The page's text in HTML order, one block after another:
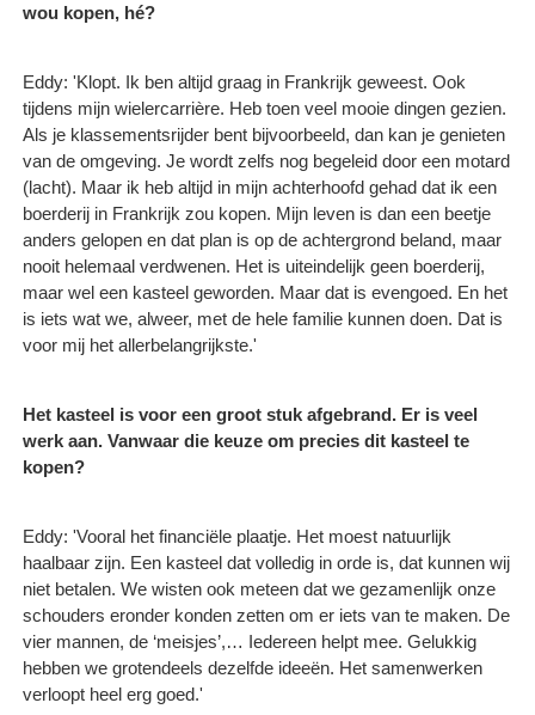
wou kopen, hé?
Eddy: 'Klopt. Ik ben altijd graag in Frankrijk geweest. Ook
tijdens mijn wielercarrière. Heb toen veel mooie dingen gezien.
Als je klassementsrijder bent bijvoorbeeld, dan kan je genieten
van de omgeving. Je wordt zelfs nog begeleid door een motard
(lacht). Maar ik heb altijd in mijn achterhoofd gehad dat ik een
boerderij in Frankrijk zou kopen. Mijn leven is dan een beetje
anders gelopen en dat plan is op de achtergrond beland, maar
nooit helemaal verdwenen. Het is uiteindelijk geen boerderij,
maar wel een kasteel geworden. Maar dat is evengoed. En het
is iets wat we, alweer, met de hele familie kunnen doen. Dat is
voor mij het allerbelangrijkste.'
Het kasteel is voor een groot stuk afgebrand. Er is veel
werk aan. Vanwaar die keuze om precies dit kasteel te
kopen?
Eddy: 'Vooral het financiële plaatje. Het moest natuurlijk
haalbaar zijn. Een kasteel dat volledig in orde is, dat kunnen wij
niet betalen. We wisten ook meteen dat we gezamenlijk onze
schouders eronder konden zetten om er iets van te maken. De
vier mannen, de ‘meisjes’,… Iedereen helpt mee. Gelukkig
hebben we grotendeels dezelfde ideeën. Het samenwerken
verloopt heel erg goed.'